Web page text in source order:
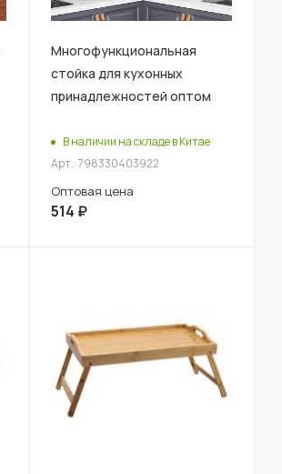
Многофункциональная
стойка для кухонных
принадлежностей оптом
В наличии на складе в Китае
Арт.: 798330403922
Оптовая цена
514 ₽